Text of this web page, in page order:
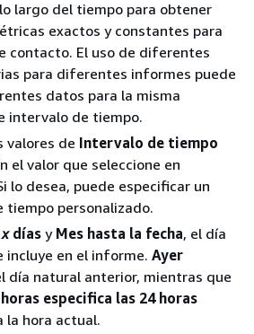
largo del tiempo para obtener
exactos y constantes para
contacto. El uso de diferentes
para diferentes informes puede
datos para la misma
intervalo de tiempo.
valores de Intervalo de tiempo
el valor que seleccione en
lo desea, puede especificar un
tiempo personalizado.
xdías y Mes hasta la fecha, el día
incluye en el informe. Ayer
día natural anterior, mientras que
especifica las 24 horas
la hora actual.